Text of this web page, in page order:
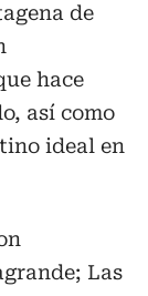
de
hace
así como
ideal en
Las